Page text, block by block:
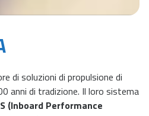
di soluzioni di propulsione di
anni di tradizione. Il loro sistema
(Inboard Performance